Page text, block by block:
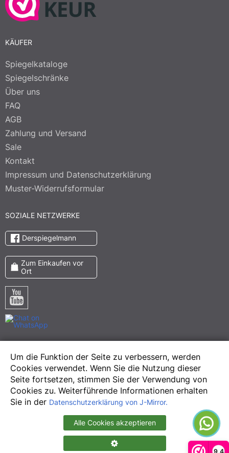
9,4
Um die Funktion der Seite zu verbessern, werden
Cookies verwendet. Wenn Sie die Nutzung dieser
Seite fortsetzen, stimmen Sie der Verwendung von
Cookies zu. Weiterführende Informationen erhalten
Sie in der Datenschutzerklärung von J-Mirror.
Alle Cookies akzeptieren
KÄUFER
Spiegelkataloge
Spiegelschränke
Über uns
FAQ
AGB
Zahlung und Versand
Sale
Kontakt
Impressum und Datenschutzerklärung
Muster-Widerrufsformular
SOZIALE NETZWERKE
Derspiegelmann
Zum Einkaufen vor
Ort
Pinterest
Meta
Instagram
Copyright © 2013-2026 Juergen Mirrors. All Rights Reserved
Developed byRightFusion